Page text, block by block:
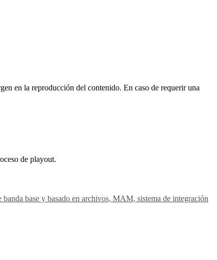
en la reproducción del contenido. En caso de requerir una
de playout.
base y basado en archivos, MAM, sistema de integración